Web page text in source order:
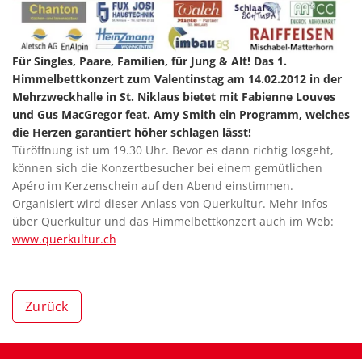
Für Singles, Paare, Familien, für Jung & Alt! Das 1.
Himmelbettkonzert zum Valentinstag am 14.02.2012 in der
Mehrzweckhalle in St. Niklaus bietet mit Fabienne Louves
und Gus MacGregor feat. Amy Smith ein Programm, welches
die Herzen garantiert höher schlagen lässt!
Türöffnung ist um 19.30 Uhr. Bevor es dann richtig losgeht,
können sich die Konzertbesucher bei einem gemütlichen
Apéro im Kerzenschein auf den Abend einstimmen.
Organisiert wird dieser Anlass von Querkultur. Mehr Infos
über Querkultur und das Himmelbettkonzert auch im Web:
www.querkultur.ch
Zurück